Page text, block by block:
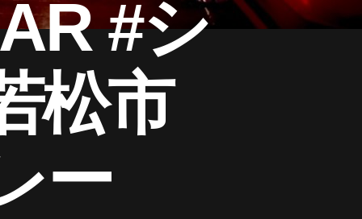
#シ
松市
ー